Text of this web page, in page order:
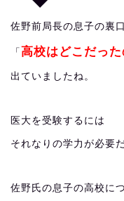
佐野前局長の息子の裏
「 高校はどこだった
出ていましたね。
医大を受験するには
それなりの学力が必要
佐野氏の息子の高校に